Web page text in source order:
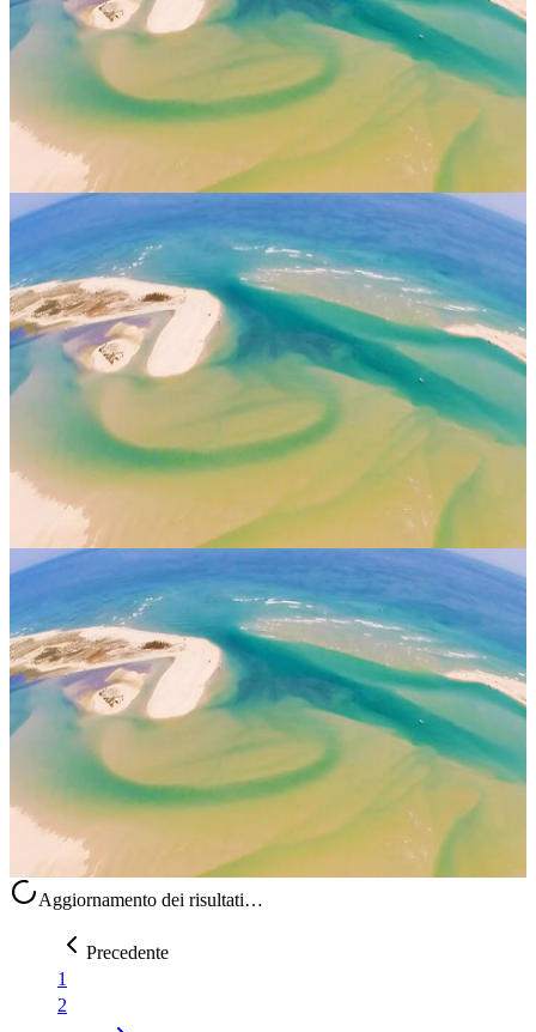
irlandese Maura Rath. Con il suo stile energico e divertente,
Maura...
Su richiesta
27 aprile 2027
Olhão, Portogallo
LightInside Yoga ritiro con Niki Saccareccia — Casa
Fuzetta
Dal 26 al 31 maggio 2027, a Olhão, in Portogallo, Casa Fuzetta
ospita il “LightInside Yoga retreat with Niki Saccareccia”. Niki
Saccareccia torna in questa sede per la sua terza esperienza, in un
rien...
Su richiesta
26 maggio 2027
Olhão, Portogallo
Nectar Yoga ritiro
Il “Nectar Yoga Retreat” a Casa Fuzetta si svolgerà dal 16 al 21
giugno 2027, a Olhão, in Portogallo. A guidarlo saranno Amy e
Janet di Nectar Flows / Nectar Yoga, che tornano per il loro secondo
riti...
Su richiesta
16 giugno 2027
Olhão, Portogallo
Aggiornamento dei risultati…
Precedente
1
2